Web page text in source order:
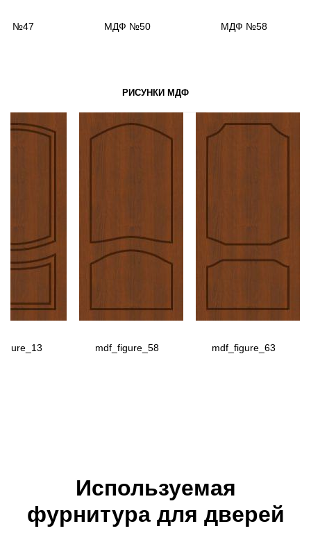
№47 МДФ №50 МДФ №58
РИСУНКИ МДФ
mdf_figure_58 mdf_figure_63
Используемая
фурнитура для дверей